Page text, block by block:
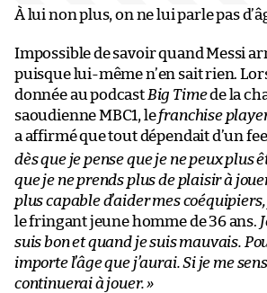
À lui non plus, on ne lui parle pas
Impossible de savoir quand Messi
puisque lui-même n’en sait rien.
donnée au podcast Big Timede la
saoudienne MBC1, lefranchise
a affirmé que tout dépendait d’un
dès que je pense que je ne peux plus
que je ne prends plus de plaisir à
plus capable d’aider mes
le fringant jeune homme de 36 ans.
suis bon et quand je suis mauvais.
importe l’âge que j’aurai. Si je me
continuerai à jouer.»